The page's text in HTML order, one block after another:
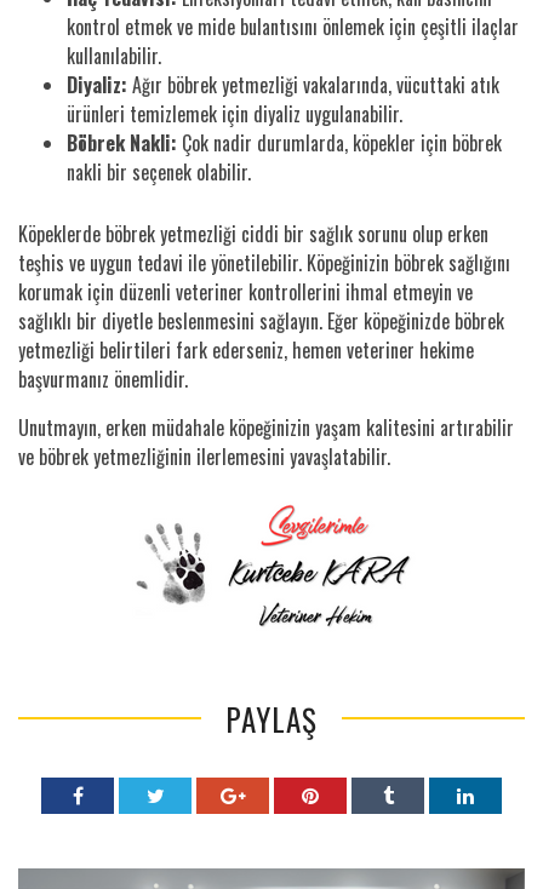
kontrol etmek ve mide bulantısını önlemek için çeşitli ilaçlar
kullanılabilir.
Diyaliz: Ağır böbrek yetmezliği vakalarında, vücuttaki atık
ürünleri temizlemek için diyaliz uygulanabilir.
Böbrek Nakli: Çok nadir durumlarda, köpekler için böbrek
nakli bir seçenek olabilir.
Köpeklerde böbrek yetmezliği ciddi bir sağlık sorunu olup erken
teşhis ve uygun tedavi ile yönetilebilir. Köpeğinizin böbrek sağlığını
korumak için düzenli veteriner kontrollerini ihmal etmeyin ve
sağlıklı bir diyetle beslenmesini sağlayın. Eğer köpeğinizde böbrek
yetmezliği belirtileri fark ederseniz, hemen veteriner hekime
başvurmanız önemlidir.
Unutmayın, erken müdahale köpeğinizin yaşam kalitesini artırabilir
ve böbrek yetmezliğinin ilerlemesini yavaşlatabilir.
PAYLAŞ